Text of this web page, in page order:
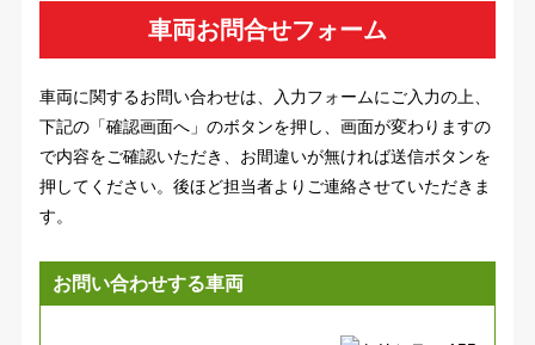
車両お問合せフォーム
車両に関するお問い合わせは、入力フォームにご入力の上、
下記の「確認画面へ」のボタンを押し、画面が変わりますの
で内容をご確認いただき、お間違いが無ければ送信ボタンを
押してください。後ほど担当者よりご連絡させていただきま
す。
お問い合わせする車両